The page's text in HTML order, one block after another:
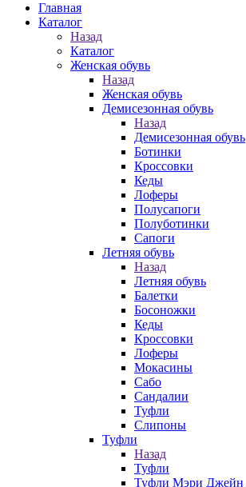
Главная
Каталог
Назад
Каталог
Женская обувь
Назад
Женская обувь
Демисезонная обувь
Назад
Демисезонная обувь
Ботинки
Кроссовки
Кеды
Лоферы
Полусапоги
Полуботинки
Сапоги
Летняя обувь
Назад
Летняя обувь
Балетки
Босоножки
Кеды
Кроссовки
Лоферы
Мокасины
Сабо
Сандалии
Туфли
Слипоны
Туфли
Назад
Туфли
Туфли Мэри Джейн